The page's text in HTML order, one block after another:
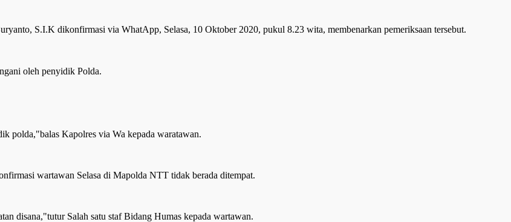
S.I.K dikonfirmasi via WhatApp, Selasa, 10 Oktober 2020, pukul 8.23 wita, membenarkan pemeriksaan tersebut.
oleh penyidik Polda.
polda,"balas Kapolres via Wa kepada waratawan.
wartawan Selasa di Mapolda NTT tidak berada ditempat.
disana,"tutur Salah satu staf Bidang Humas kepada wartawan.